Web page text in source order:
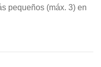
pequeños (máx. 3) en